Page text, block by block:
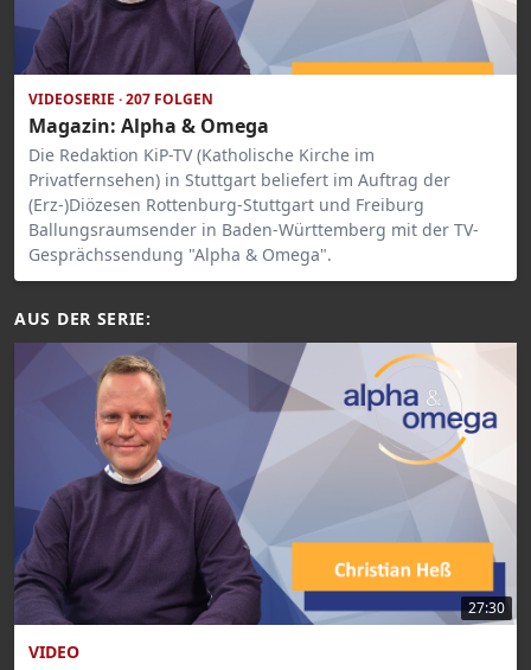
VIDEOSERIE · 207 FOLGEN
Magazin: Alpha & Omega
Die Redaktion KiP-TV (Katholische Kirche im
Privatfernsehen) in Stuttgart beliefert im Auftrag der
(Erz-)Diözesen Rottenburg-Stuttgart und Freiburg
Ballungsraumsender in Baden-Württemberg mit der TV-
Gesprächssendung "Alpha & Omega".
AUS DER SERIE:
27:30
VIDEO